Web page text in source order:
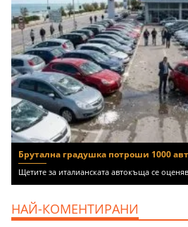
Брутална градушка потроши 1000
Щетите за италианската автокъща се
НАЙ-КОМЕНТИРАНИ